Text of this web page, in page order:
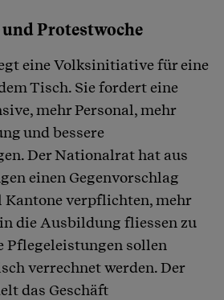
Protestwoche
eine Volksinitiative für eine
Tisch. Sie fordert eine
mehr Personal, mehr
und bessere
Der Nationalrat hat aus
einen Gegenvorschlag
verpflichten, mehr
die Ausbildung fliessen zu
Pflegeleistungen sollen
verrechnet werden. Der
das Geschäft